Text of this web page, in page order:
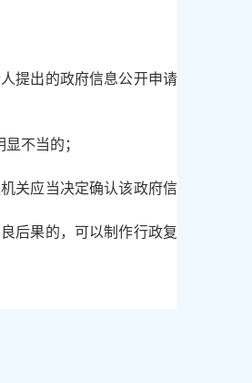
提出的政府信息公开申请
不当的；
关应当决定确认该政府信
后果的，可以制作行政复